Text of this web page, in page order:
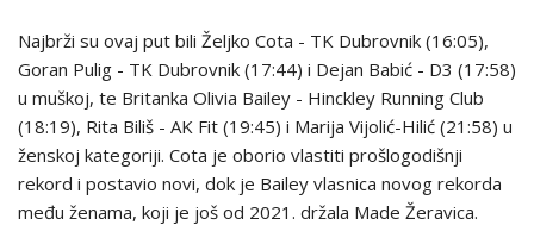
Najbrži su ovaj put bili Željko Cota - TK Dubrovnik (16:05),
Goran Pulig - TK Dubrovnik (17:44) i Dejan Babić - D3 (17:58)
u muškoj, te Britanka Olivia Bailey - Hinckley Running Club
(18:19), Rita Biliš - AK Fit (19:45) i Marija Vijolić-Hilić (21:58) u
ženskoj kategoriji. Cota je oborio vlastiti prošlogodišnji
rekord i postavio novi, dok je Bailey vlasnica novog rekorda
među ženama, koji je još od 2021. držala Made Žeravica.